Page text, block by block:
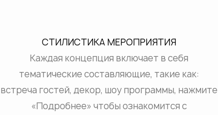
СТИЛИСТИКА МЕРОПРИЯТИЯ
Каждая концепция включает в себя
тематические составляющие, такие как:
встреча гостей, декор, шоу программы, нажмите
«Подробнее» чтобы ознакомится с